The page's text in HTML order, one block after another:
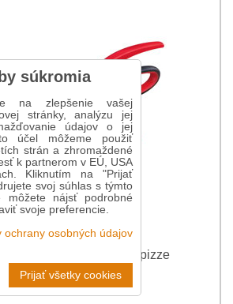
krájanie a servírovanie pizze
23,95 €
súkromia
na zlepšenie vašej
stránky, analýzu jej
údajov o jej
účel môžeme použiť
strán a zhromaždené
k partnerom v EÚ, USA
Kliknutím na "Prijať
svoj súhlas s týmto
môžete nájsť podrobné
svoje preferencie.
ochrany osobných údajov
Prijať všetky cookies